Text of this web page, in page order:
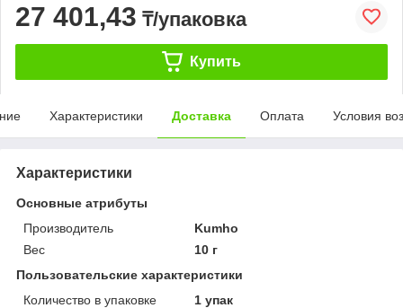
27 401,43 ₸/упаковка
Купить
Характеристики Доставка Оплата Условия
Характеристики
Основные атрибуты
Производитель
Kumho
Вес
10 г
Пользовательские характеристики
Количество в упаковке
1 упак